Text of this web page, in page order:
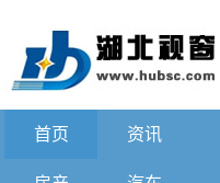
首页 资讯